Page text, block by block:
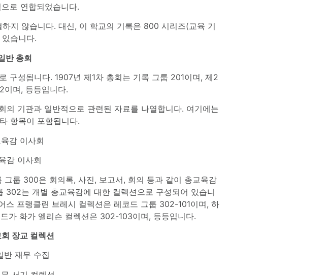
로 연합되었습니다.
지 않습니다. 대신, 이 학교의 기록은 800 시리즈(교육 기
습니다.
반 총회
구성됩니다. 1907년 제1차 총회는 기록 그룹 201이며, 제2
이며, 등등입니다.
기관과 일반적으로 관련된 자료를 나열합니다. 여기에는
항목이 포함됩니다.
감 이사회
감 이사회
룹 300은 회의록, 사진, 보고서, 회의 등과 같이 총교육감
는 개별 총교육감에 대한 컬렉션으로 구성되어 있습니
스 프랭클린 브레시 컬렉션은 레코드 그룹 302-101이며, 하
가 화가 엘리슨 컬렉션은 302-103이며, 등등입니다.
장교 컬렉션
반 재무 수집